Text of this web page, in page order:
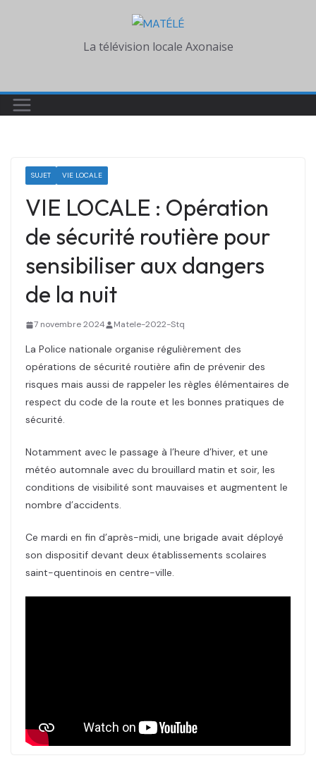
La télévision locale Axonaise
SUJET VIE LOCALE
VIE LOCALE : Opération
de sécurité routière pour
sensibiliser aux dangers
de la nuit
7 novembre 2024 Matele-2022-Stq
La Police nationale organise régulièrement des
opérations de sécurité routière afin de prévenir des
risques mais aussi de rappeler les règles élémentaires de
respect du code de la route et les bonnes pratiques de
sécurité.
Notamment avec le passage à l’heure d’hiver, et une
météo automnale avec du brouillard matin et soir, les
conditions de visibilité sont mauvaises et augmentent le
nombre d’accidents.
Ce mardi en fin d’après-midi, une brigade avait déployé
son dispositif devant deux établissements scolaires
saint-quentinois en centre-ville.